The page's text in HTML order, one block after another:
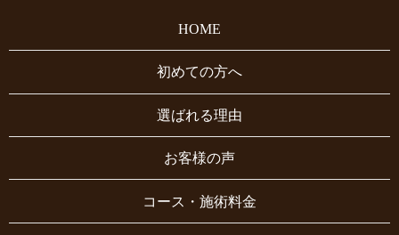
HOME
初めての方へ
選ばれる理由
お客様の声
コース・施術料金